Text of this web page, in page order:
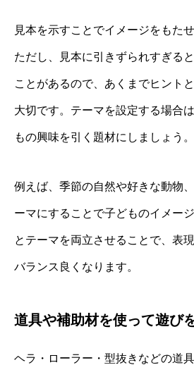
見本を示すことでイメージをもた
ただし、見本に引きずられすぎる
ことがあるので、あくまでヒント
大切です。テーマを設定する場合
もの興味を引く題材にしましょう。
例えば、季節の自然や好きな動物
ーマにすることで子どものイメー
とテーマを両立させることで、表
バランス良くなります。
道具や補助材を使って遊び
ヘラ・ローラー・型抜きなどの道